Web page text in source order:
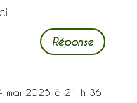
Réponse
mai 2025 à 21 h 36